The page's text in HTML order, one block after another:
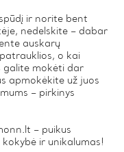
ir norite bent
nedelskite – dabar
auskarų
o kai
galite mokėti dar
apmokėkite už juos
– pirkinys
– puikus
ir unikalumas!